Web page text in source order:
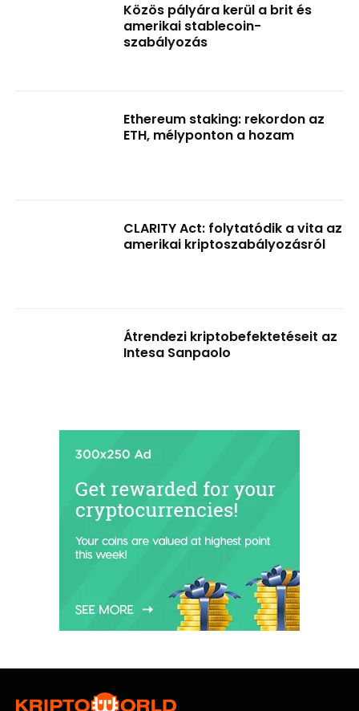
Közös pályára kerül a brit és
amerikai stablecoin-
szabályozás
Ethereum staking: rekordon az
ETH, mélyponton a hozam
CLARITY Act: folytatódik a vita az
amerikai kriptoszabályozásról
Átrendezi kriptobefektetéseit az
Intesa Sanpaolo